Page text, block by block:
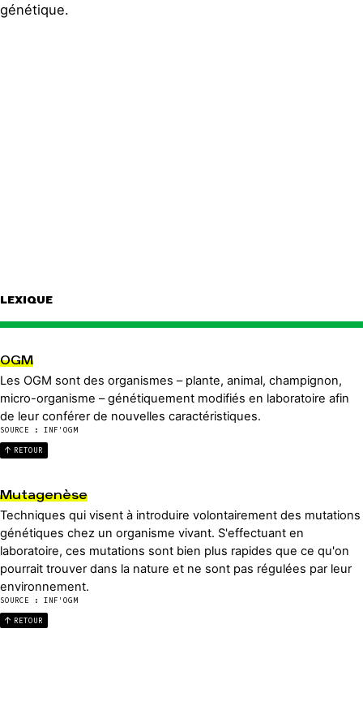
génétique.
LEXIQUE
OGM
Les OGM sont des organismes – plante, animal, champignon,
micro-organisme – génétiquement modifiés en laboratoire afin
de leur conférer de nouvelles caractéristiques.
SOURCE : INF'OGM
RETOUR
Mutagenèse
Techniques qui visent à introduire volontairement des mutations
génétiques chez un organisme vivant. S'effectuant en
laboratoire, ces mutations sont bien plus rapides que ce qu'on
pourrait trouver dans la nature et ne sont pas régulées par leur
environnement.
SOURCE : INF'OGM
RETOUR